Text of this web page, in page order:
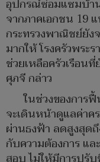
อุปกรณ์ซ่อมแซมบ้า
จากภาคเอกชน 19
กระทรวงพาณิชย์ยัง
มากให้ โรงครัวพระ
ช่วยเหลือครัวเรือน
ศุภจี กล่าว
ในช่วงของการ
จะเดินหน้าดูแลค่า
ผ่านธงฟ้า ลดสูงสุด
กับความต้องการ แล